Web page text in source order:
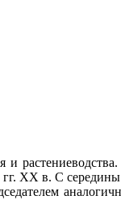
ХХ в. С